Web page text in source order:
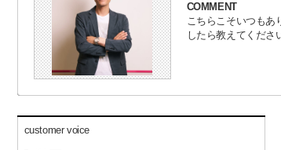
COMMENT
こちらこそいつもあ
したら教えてくださ
customer voice